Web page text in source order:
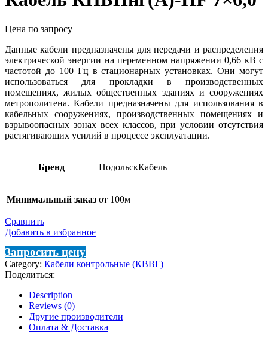
Цена по запросу
Данные кабели предназначены для передачи и распределения
электрической энергии на переменном напряжении 0,66 кВ с
частотой до 100 Гц в стационарных установках. Они могут
использоваться для прокладки в производственных
помещениях, жилых общественных зданиях и сооружениях
метрополитена. Кабели предназначены для использования в
кабельных сооружениях, производственных помещениях и
взрывоопасных зонах всех классов, при условии отсутствия
растягивающих усилий в процессе эксплуатации.
Бренд ПодольскКабель
Минимальный заказ от 100м
Сравнить
Добавить в избранное
Запросить цену
Category: Кабели контрольные (КВВГ)
Поделиться:
Description
Reviews (0)
Другие производители
Оплата & Доставка